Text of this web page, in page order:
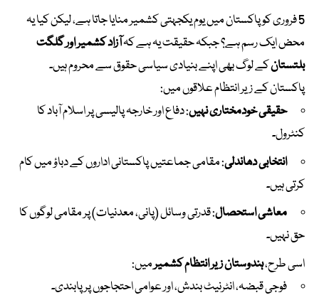
5 فروری کو پاکستان میں یوم یکجہتی کشمیر منایا جاتا ہے، لیکن کیا یہ
محض ایک رسم ہے؟ جبکہ حقیقت یہ ہے کہآزاد کشمیر اور گلگت
بلتستانکے لوگ بھی اپنے بنیادی سیاسی حقوق سے محروم ہیں۔
پاکستان کے زیر انتظام علاقوں میں:
حقیقی خودمختاری نہیں: دفاع اور خارجہ پالیسی پر اسلام آباد کا
کنٹرول۔
انتخابی دھاندلی: مقامی جماعتیں پاکستانی اداروں کے دباؤ میں کام
کرتی ہیں۔
معاشی استحصال: قدرتی وسائل (پانی، معدنیات) پر مقامی لوگوں کا
حق نہیں۔
اسی طرح،ہندوستان زیر انتظام کشمیرمیں:
فوجی قبضہ، انٹرنیٹ بندش، اور عوامی احتجاجوں پر پابندی۔